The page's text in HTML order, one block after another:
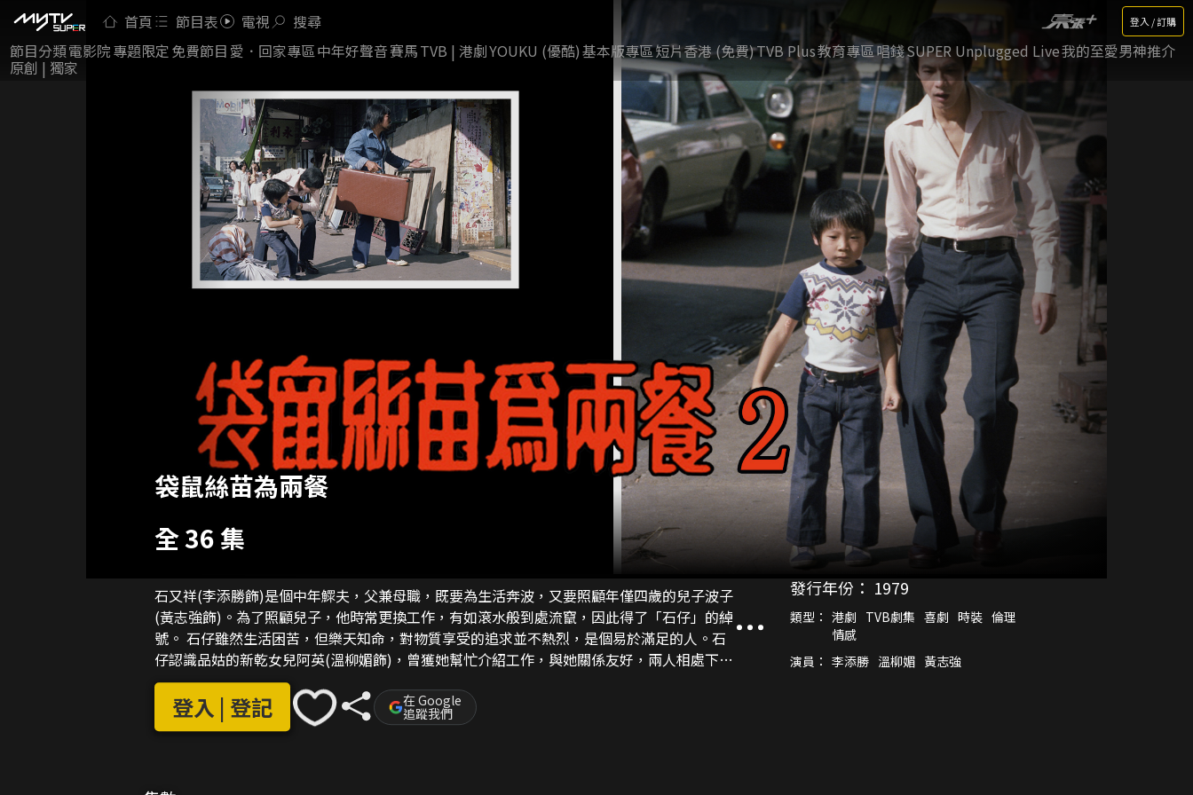
首頁 節目表 電視 搜尋 登入 / 訂購
節目分類電影院專題限定 免費節目 愛．回家專區中年好聲音賽馬TVB | 港劇YOUKU (優酷)基本版專區短片香港 (免費)TVB Plus教育專區唱錢SUPER Unplugged Live我的至愛男神推介
原創 | 獨家
袋鼠絲苗為兩餐
全 36 集
石又祥(李添勝飾)是個中年鰥夫，父兼母職，既要為生活奔波，又要照顧年僅四歲的兒子波子
(黃志強飾)。為了照顧兒子，他時常更換工作，有如滾水般到處流竄，因此得了「石仔」的綽
號。 石仔雖然生活困苦，但樂天知命，對物質享受的追求並不熱烈，是個易於滿足的人。石
仔認識品姑的新乾女兒阿英(溫柳媚飾)，曾獲她幫忙介紹工作，與她關係友好，兩人相處下來
更互生情愫。另一方面，石仔在工作上時常碰釘，鬧出不少風波。
登入 | 登記 在 Google
追蹤我們
發行年份： 1979
類型： 港劇 TVB劇集 喜劇 時裝 倫理
情感
演員： 李添勝 溫柳媚 黃志強